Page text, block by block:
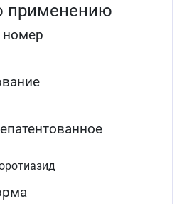
применению
номер